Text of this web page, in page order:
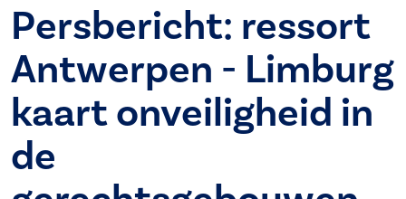
Persbericht: ressort
Antwerpen - Limburg
kaart onveiligheid in
de